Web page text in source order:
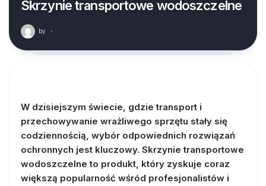
Skrzynie transportowe wodoszczelne
by ·
W dzisiejszym świecie, gdzie transport i
przechowywanie wrażliwego sprzętu stały się
codziennością, wybór odpowiednich rozwiązań
ochronnych jest kluczowy. Skrzynie transportowe
wodoszczelne to produkt, który zyskuje coraz
większą popularność wśród profesjonalistów i